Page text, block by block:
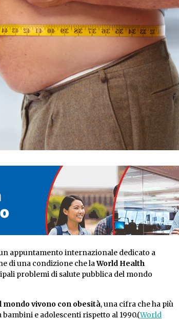
appuntamento internazionale dedicato a
di una condizione che laWorld Health
problemi di salute pubblica del mondo
mondo vivono con obesità, una cifra che ha più
e adolescenti rispetto al 1990.(World